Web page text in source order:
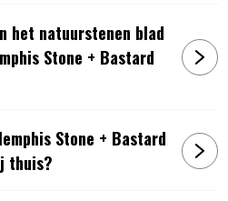
Duurzaam, sterk en
Vermindert krimpen en
en een stoere uitstraling.
blad
het natuurstenen blad
Stone + Bastard
Stone + Bastard
thuis?